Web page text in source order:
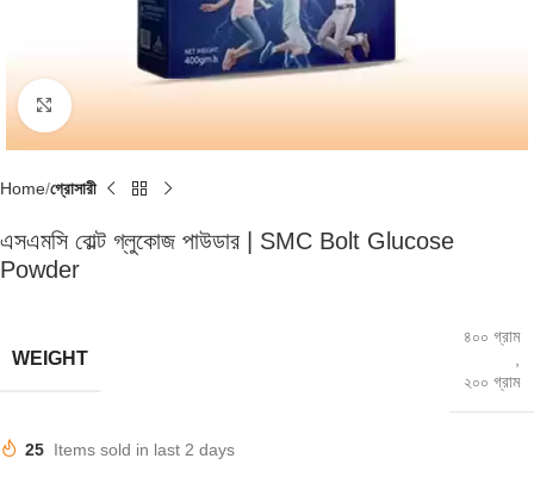
Click to enlarge
Home গ্রোসারী
এসএমসি বোল্ট গ্লুকোজ পাউডার | SMC Bolt Glucose
Powder
WEIGHT
৪০০ গ্রাম
২০০ গ্রাম
25 Items sold in last 2 days